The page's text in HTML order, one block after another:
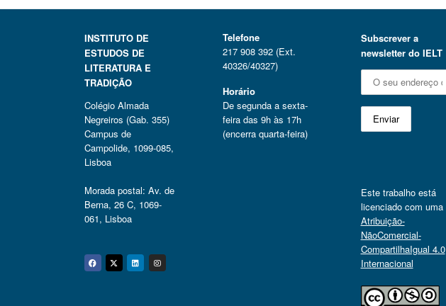
INSTITUTO DE
ESTUDOS DE
LITERATURA E
TRADIÇÃO
Colégio Almada
Negreiros (Gab. 355)
Campus de
Campolide, 1099-085,
Lisboa
Morada postal: Av. de
Berna, 26 C, 1069-
061, Lisboa
Facebook
Twitter
Linkedin
Instagram
Telefone
217 908 392 (Ext.
40326/40327)
Horário
De segunda a sexta-
feira das 9h às 17h
(encerra quarta-feira)
Subscrever a
newsletter do IELT
Este trabalho está
licenciado com uma
Atribuição-
NãoComercial-
CompartilhaIgual 4.0
Internacional